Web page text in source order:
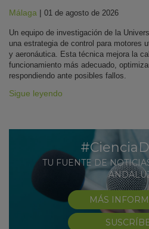
Málaga | 01 de agosto de 2026
Un equipo de investigación de la
una estrategia de control para motores
y aeronáutica. Esta técnica mejora la
funcionamiento más adecuado,
respondiendo ante posibles fallos.
Sigue leyendo
TU FUENTE DE
MÁS